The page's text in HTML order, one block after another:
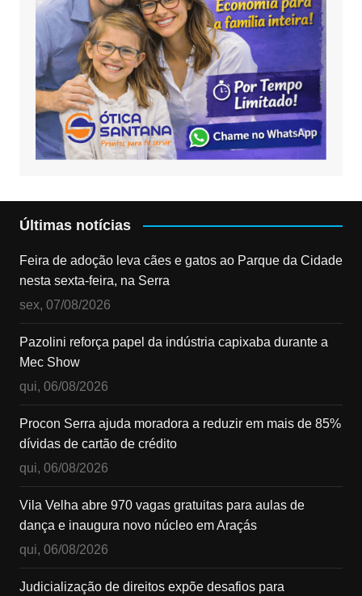
Últimas notícias
Feira de adoção leva cães e gatos ao Parque da Cidade
nesta sexta-feira, na Serra
sex, 07/08/2026
Pazolini reforça papel da indústria capixaba durante a
Mec Show
qui, 06/08/2026
Procon Serra ajuda moradora a reduzir em mais de 85%
dívidas de cartão de crédito
qui, 06/08/2026
Vila Velha abre 970 vagas gratuitas para aulas de
dança e inaugura novo núcleo em Araçás
qui, 06/08/2026
Judicialização de direitos expõe desafios para